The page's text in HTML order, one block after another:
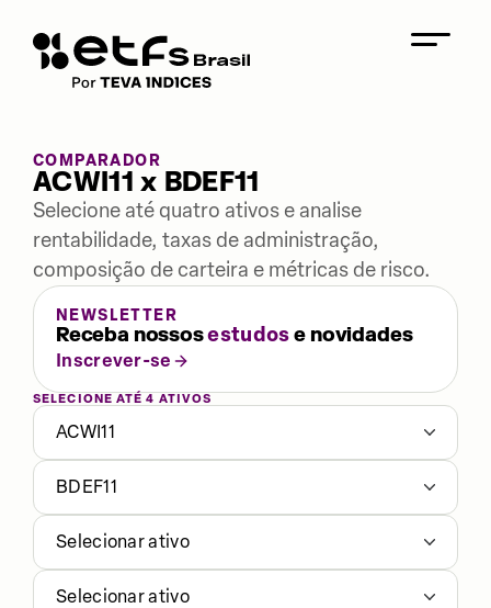
COMPARADOR
ACWI11 x BDEF11
Selecione até quatro ativos e analise
rentabilidade, taxas de administração,
composição de carteira e métricas de risco.
NEWSLETTER
Receba nossosestudose novidades
Inscrever-se
SELECIONE ATÉ 4 ATIVOS
ACWI11
BDEF11
Selecionar ativo
Selecionar ativo